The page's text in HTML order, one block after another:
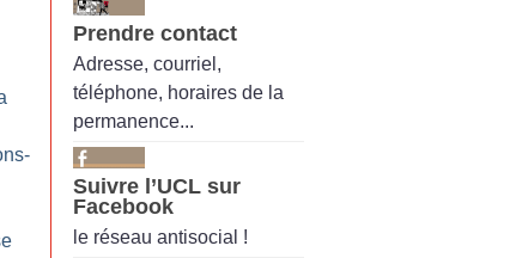
Prendre contact
Adresse, courriel,
téléphone, horaires de la
permanence...
Suivre l’UCL sur
Facebook
le réseau antisocial !